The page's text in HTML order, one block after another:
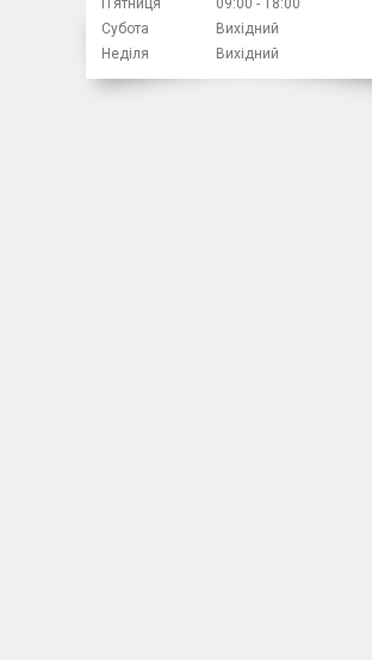
Субота
Вихідний
Неділя
Вихідний